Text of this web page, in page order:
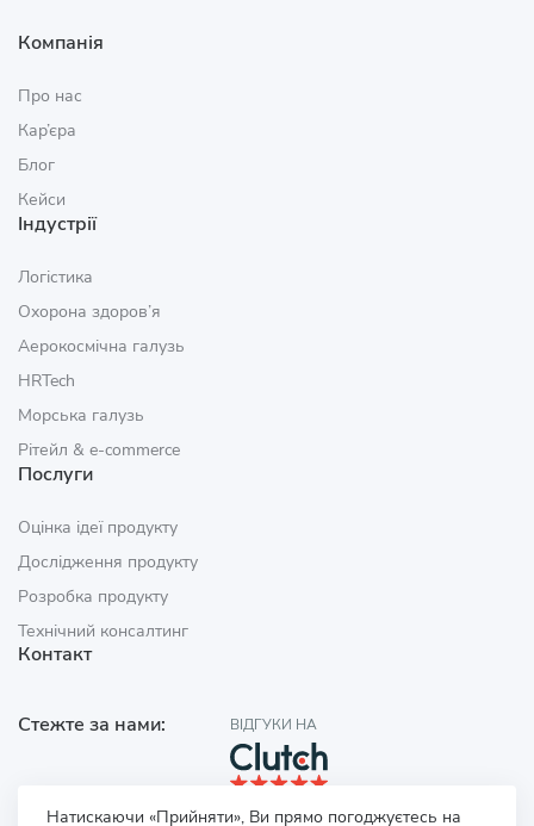
Натискаючи «Прийняти», Ви прямо погоджуєтесь на
Компанія
Про нас
Кар’єра
Блог
Кейси
Індустрії
Логістика
Охорона здоров’я
Аерокосмічна галузь
HRTech
Морська галузь
Рітейл & e‑commerce
Послуги
Оцінка ідеї продукту
Дослідження продукту
Розробка продукту
Технічний консалтинг
Контакт
Стежте за нами: ВІДГУКИ НА